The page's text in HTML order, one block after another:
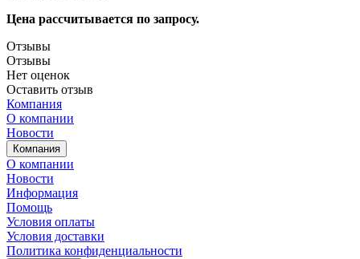
Цена рассчитывается по запросу.
Отзывы
Отзывы
Нет оценок
Оставить отзыв
Компания
О компании
Новости
Компания
О компании
Новости
Информация
Помощь
Условия оплаты
Условия доставки
Политика конфиденциальности